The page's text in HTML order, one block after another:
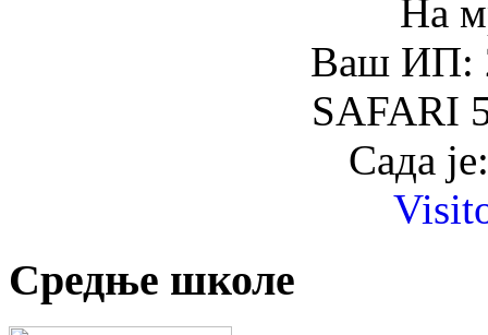
На
Ваш ИП:
SAFARI
Сада
Средње школе